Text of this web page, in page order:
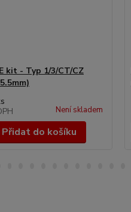
kit - Typ 1/3/CT/CZ
Není skladem
Přidat do košíku